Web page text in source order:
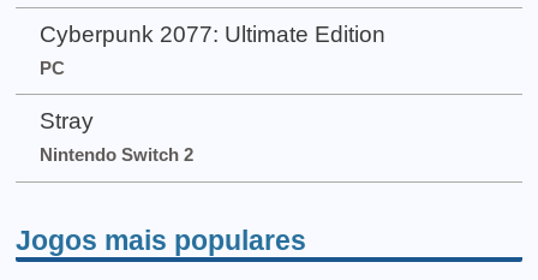
Cyberpunk 2077: Ultimate Edition
PC
Stray
Nintendo Switch 2
Jogos mais populares